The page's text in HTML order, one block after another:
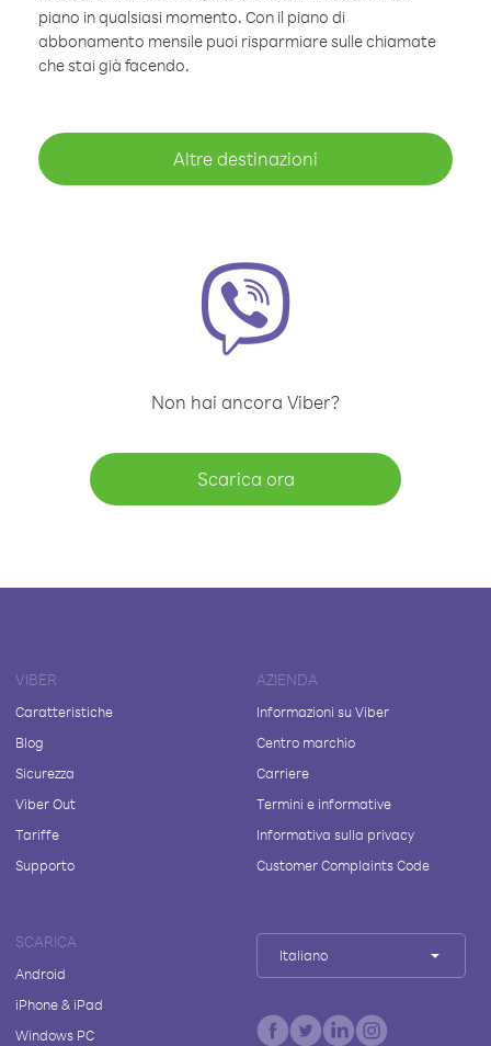
piano in qualsiasi momento. Con il piano di
abbonamento mensile puoi risparmiare sulle chiamate
che stai già facendo.
Altre destinazioni
Non hai ancora Viber?
Scarica ora
VIBER
Caratteristiche
Blog
Sicurezza
Viber Out
Tariffe
Supporto
AZIENDA
Informazioni su Viber
Centro marchio
Carriere
Termini e informative
Informativa sulla privacy
Customer Complaints Code
SCARICA
Android
iPhone & iPad
Windows PC
Italiano